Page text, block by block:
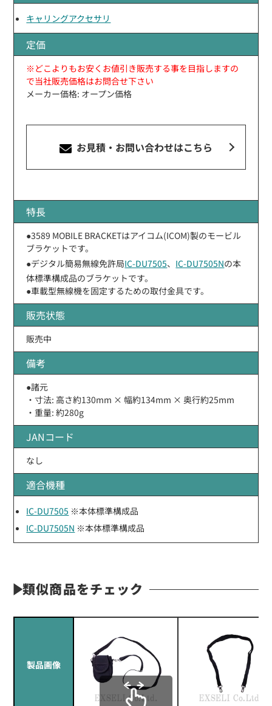
キャリングアクセサリ
定価
※どこよりもお安くお値引き販売する事を目指しますの
で当社販売価格はお問合せ下さい
メーカー価格: オープン価格
お見積・お問い合わせはこちら
特長
●3589 MOBILE BRACKETはアイコム(ICOM)製のモービル
ブラケットです。
●デジタル簡易無線免許局IC-DU7505、 IC-DU7505Nの本
体標準構成品のブラケットです。
●車載型無線機を固定するための取付金具です。
販売状態
販売中
備考
●諸元
・寸法: 高さ約130mm × 幅約134mm × 奥行約25mm
・重量: 約280g
JANコード
なし
適合機種
IC-DU7505 ※本体標準構成品
IC-DU7505N ※本体標準構成品
類似商品をチェック
製品画像